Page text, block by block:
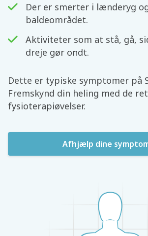
Der er smerter i lænderyg
baldeområdet.
Aktiviteter som at stå, gå,
dreje gør ondt.
Dette er typiske symptomer på
Fremskynd din heling med de
fysioterapiøvelser.
Afhjælp dine